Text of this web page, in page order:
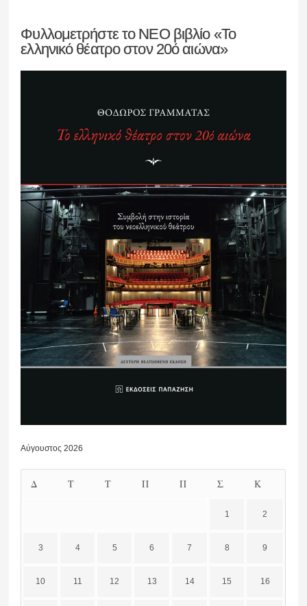
Φυλλομετρήστε το ΝΕΟ βιβλίο «Το
ελληνικό θέατρο στον 20ό αιώνα»
Αύγουστος 2026
Δ Τ Τ Π Π Σ Κ
1 2
3 4 5 6 7 8 9
10 11 12 13 14 15 16